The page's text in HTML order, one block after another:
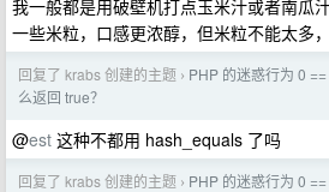
我一般都是用破壁机打点玉米汁或者南瓜
一些米粒，口感更浓醇，但米粒不能太多，
回复了 krabs 创建的主题 › PHP 的迷惑行为 0
么返回 true？
@est 这种不都用 hash_equals 了吗
回复了 krabs 创建的主题 › PHP 的迷惑行为 0